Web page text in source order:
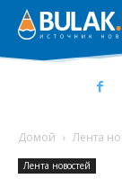
Домой Лента
Лента новостей